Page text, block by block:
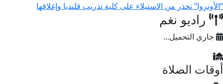
“الأونروا” تحذر من الاستيلاء على كلية تدريب قلنديا وإغلاقها
راديو نغم
جاري التحميل...
أوقات الصلاة